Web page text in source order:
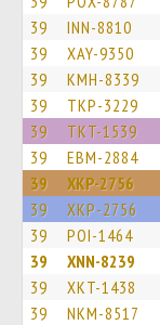
39 INN-8810
39 XAY-9350
39 KMH-8339
39 TKP-3229
39 TKT-1539
39 EBM-2884
39 XKP-2756
39 XKP-2756
39 POI-1464
39 XNN-8239
39 XKT-1438
39 NKM-8517